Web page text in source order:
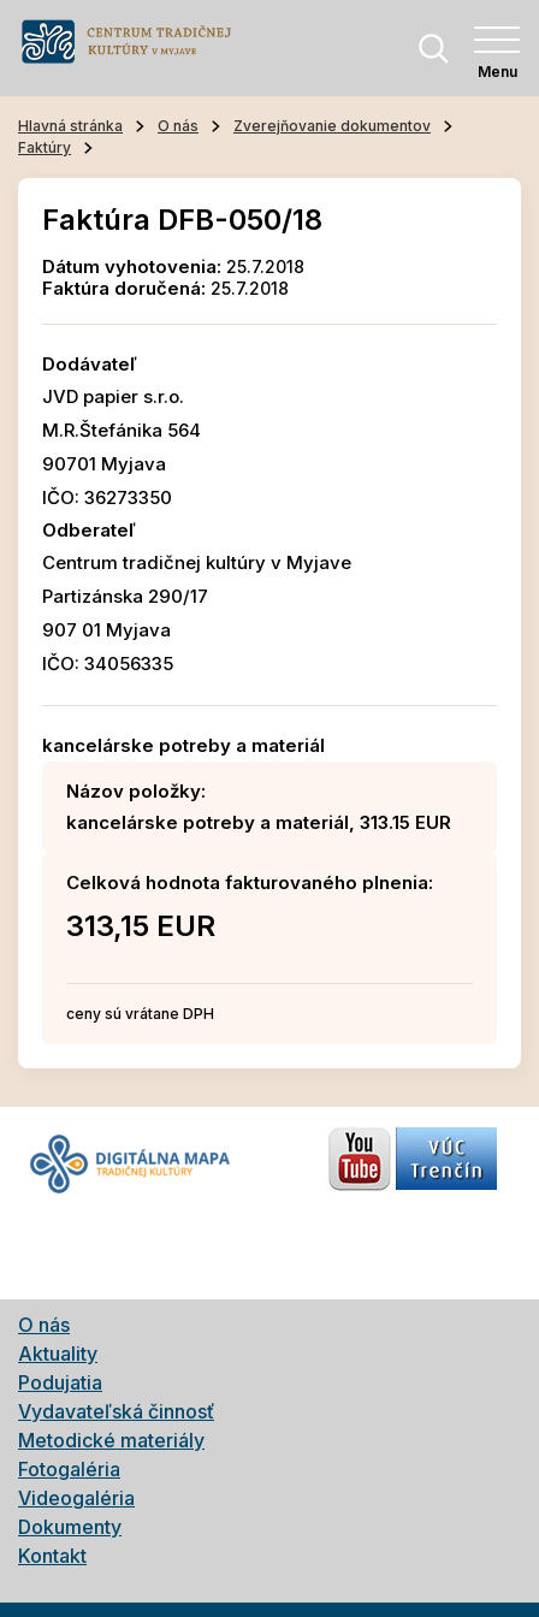
Menu
Hlavná stránka O nás
Zverejňovanie dokumentov
Faktúry
Faktúra DFB-050/18
Dátum vyhotovenia: 25.7.2018
Faktúra doručená: 25.7.2018
Dodávateľ
JVD papier s.r.o.
M.R.Štefánika 564
90701 Myjava
IČO: 36273350
Odberateľ
Centrum tradičnej kultúry v Myjave
Partizánska 290/17
907 01 Myjava
IČO: 34056335
kancelárske potreby a materiál
Názov položky:
kancelárske potreby a materiál, 313.15 EUR
Celková hodnota fakturovaného plnenia:
313,15 EUR
ceny sú vrátane DPH
O nás
Aktuality
Podujatia
Vydavateľská činnosť
Metodické materiály
Fotogaléria
Videogaléria
Dokumenty
Kontakt